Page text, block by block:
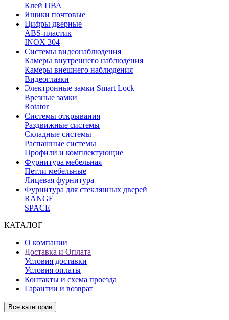
Клей ПВА
Ящики почтовые
Цифры дверные
ABS-пластик
INOX 304
Системы видеонаблюдения
Камеры внутреннего наблюдения
Камеры внешнего наблюдения
Видеоглазки
Электронные замки Smart Lock
Врезные замки
Rotator
Системы открывания
Раздвижные системы
Складные системы
Распашные системы
Профили и комплектующие
Фурнитура мебельная
Петли мебельные
Лицевая фурнитура
Фурнитура для стеклянных дверей
RANGE
SPACE
КАТАЛОГ
О компании
Доставка и Оплата
Условия доставки
Условия оплаты
Контакты и схема проезда
Гарантии и возврат
Все категории